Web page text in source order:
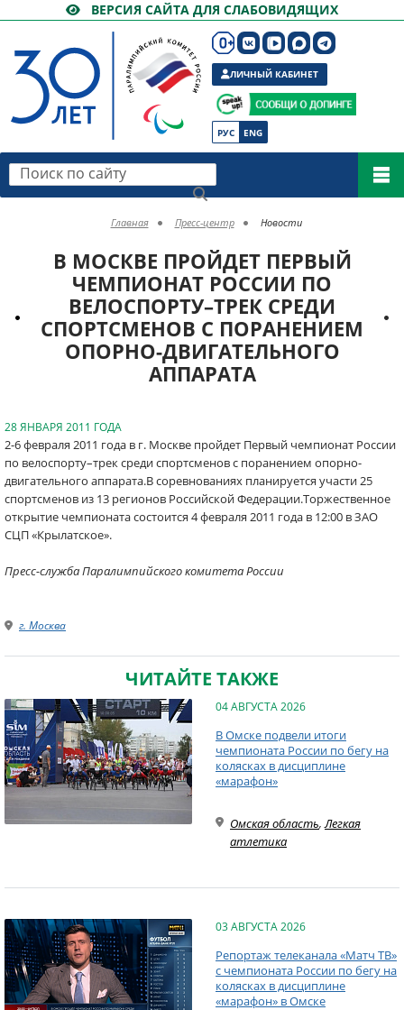
ВЕРСИЯ САЙТА ДЛЯ СЛАБОВИДЯЩИХ
РУС ENG
ЛИЧНЫЙ КАБИНЕТ
Поиск по сайту
Главная Пресс-центр Новости
В МОСКВЕ ПРОЙДЕТ ПЕРВЫЙ
ЧЕМПИОНАТ РОССИИ ПО
ВЕЛОСПОРТУ–ТРЕК СРЕДИ
СПОРТСМЕНОВ С ПОРАНЕНИЕМ
ОПОРНО-ДВИГАТЕЛЬНОГО
АППАРАТА
28 ЯНВАРЯ 2011 ГОДА
2-6 февраля 2011 года в г. Москве пройдет Первый чемпионат России
по велоспорту–трек среди спортсменов с поранением опорно-
двигательного аппарата.В соревнованиях планируется участи 25
спортсменов из 13 регионов Российской Федерации.Торжественное
открытие чемпионата состоится 4 февраля 2011 года в 12:00 в ЗАО
СЦП «Крылатское».
Пресс-служба Паралимпийского комитета России
г. Москва
ЧИТАЙТЕ ТАКЖЕ
04 АВГУСТА 2026
В Омске подвели итоги
чемпионата России по бегу на
колясках в дисциплине
«марафон»
Омская область,Легкая
атлетика
03 АВГУСТА 2026
Репортаж телеканала «Матч ТВ»
с чемпионата России по бегу на
колясках в дисциплине
«марафон» в Омске